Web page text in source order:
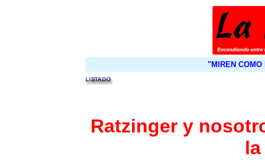
"MIREN COMO
Ratzinger y